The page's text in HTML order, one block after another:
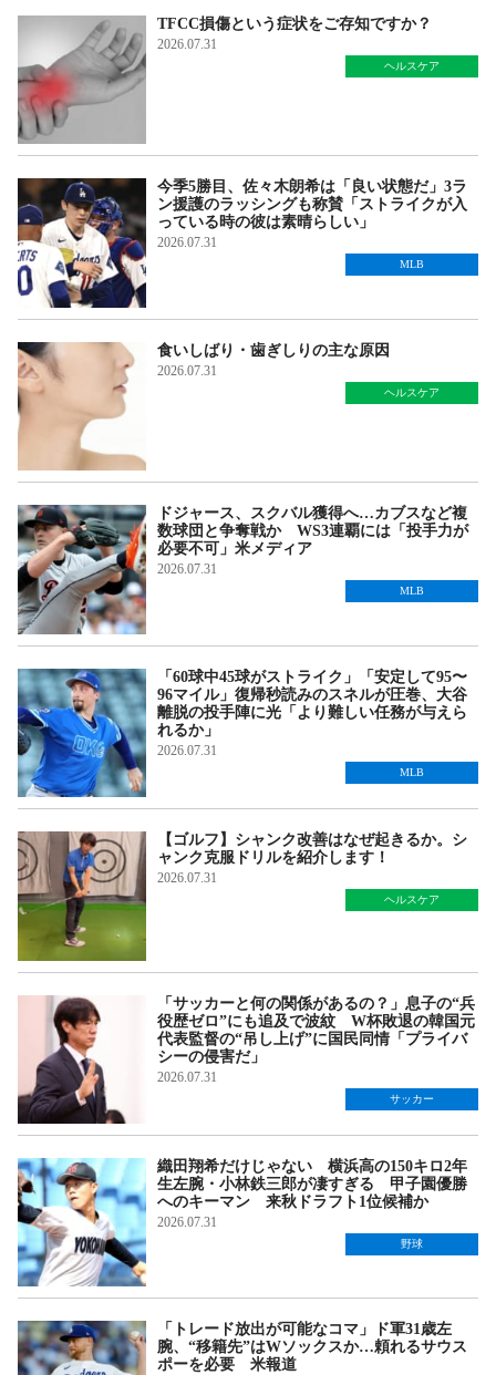
TFCC損傷という症状をご存知ですか？
2026.07.31
ヘルスケア
今季5勝目、佐々木朗希は「良い状態だ」3ラ
ン援護のラッシングも称賛「ストライクが入
っている時の彼は素晴らしい」
2026.07.31
MLB
食いしばり・歯ぎしりの主な原因
2026.07.31
ヘルスケア
ドジャース、スクバル獲得へ…カブスなど複
数球団と争奪戦か WS3連覇には「投手力が
必要不可」米メディア
2026.07.31
MLB
「60球中45球がストライク」「安定して95〜
96マイル」復帰秒読みのスネルが圧巻、大谷
離脱の投手陣に光「より難しい任務が与えら
れるか」
2026.07.31
MLB
【ゴルフ】シャンク改善はなぜ起きるか。シ
ャンク克服ドリルを紹介します！
2026.07.31
ヘルスケア
「サッカーと何の関係があるの？」息子の“兵
役歴ゼロ”にも追及で波紋 W杯敗退の韓国元
代表監督の“吊し上げ”に国民同情「プライバ
シーの侵害だ」
2026.07.31
サッカー
織田翔希だけじゃない 横浜高の150キロ2年
生左腕・小林鉄三郎が凄すぎる 甲子園優勝
へのキーマン 来秋ドラフト1位候補か
2026.07.31
野球
「トレード放出が可能なコマ」ド軍31歳左
腕、“移籍先”はWソックスか…頼れるサウス
ポーを必要 米報道